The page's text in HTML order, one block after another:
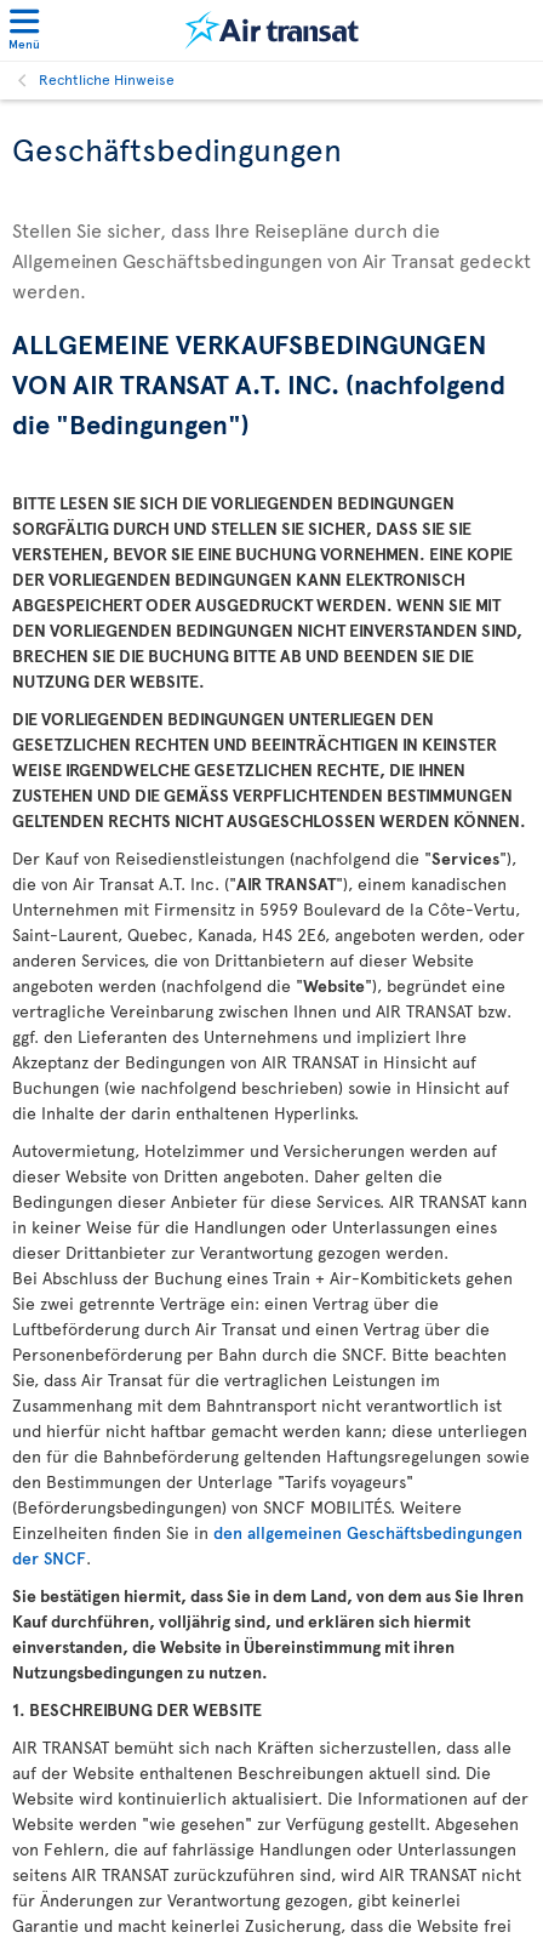
Menü
Rechtliche Hinweise
Geschäftsbedingungen
Stellen Sie sicher, dass Ihre Reisepläne durch die
Allgemeinen Geschäftsbedingungen von Air Transat gedeckt
werden.
ALLGEMEINE VERKAUFSBEDINGUNGEN
VON AIR TRANSAT A.T. INC. (nachfolgend
die "Bedingungen")
BITTE LESEN SIE SICH DIE VORLIEGENDEN BEDINGUNGEN
SORGFÄLTIG DURCH UND STELLEN SIE SICHER, DASS SIE SIE
VERSTEHEN, BEVOR SIE EINE BUCHUNG VORNEHMEN. EINE KOPIE
DER VORLIEGENDEN BEDINGUNGEN KANN ELEKTRONISCH
ABGESPEICHERT ODER AUSGEDRUCKT WERDEN. WENN SIE MIT
DEN VORLIEGENDEN BEDINGUNGEN NICHT EINVERSTANDEN SIND,
BRECHEN SIE DIE BUCHUNG BITTE AB UND BEENDEN SIE DIE
NUTZUNG DER WEBSITE.
DIE VORLIEGENDEN BEDINGUNGEN UNTERLIEGEN DEN
GESETZLICHEN RECHTEN UND BEEINTRÄCHTIGEN IN KEINSTER
WEISE IRGENDWELCHE GESETZLICHEN RECHTE, DIE IHNEN
ZUSTEHEN UND DIE GEMÄSS VERPFLICHTENDEN BESTIMMUNGEN
GELTENDEN RECHTS NICHT AUSGESCHLOSSEN WERDEN KÖNNEN.
Der Kauf von Reisedienstleistungen (nachfolgend die "Services"),
die von Air Transat A.T. Inc. ("AIR TRANSAT"), einem kanadischen
Unternehmen mit Firmensitz in 5959 Boulevard de la Côte-Vertu,
Saint-Laurent, Quebec, Kanada, H4S 2E6, angeboten werden, oder
anderen Services, die von Drittanbietern auf dieser Website
angeboten werden (nachfolgend die "Website"), begründet eine
vertragliche Vereinbarung zwischen Ihnen und AIR TRANSAT bzw.
ggf. den Lieferanten des Unternehmens und impliziert Ihre
Akzeptanz der Bedingungen von AIR TRANSAT in Hinsicht auf
Buchungen (wie nachfolgend beschrieben) sowie in Hinsicht auf
die Inhalte der darin enthaltenen Hyperlinks.
Autovermietung, Hotelzimmer und Versicherungen werden auf
dieser Website von Dritten angeboten. Daher gelten die
Bedingungen dieser Anbieter für diese Services. AIR TRANSAT kann
in keiner Weise für die Handlungen oder Unterlassungen eines
dieser Drittanbieter zur Verantwortung gezogen werden.
Bei Abschluss der Buchung eines Train + Air-Kombitickets gehen
Sie zwei getrennte Verträge ein: einen Vertrag über die
Luftbeförderung durch Air Transat und einen Vertrag über die
Personenbeförderung per Bahn durch die SNCF. Bitte beachten
Sie, dass Air Transat für die vertraglichen Leistungen im
Zusammenhang mit dem Bahntransport nicht verantwortlich ist
und hierfür nicht haftbar gemacht werden kann; diese unterliegen
den für die Bahnbeförderung geltenden Haftungsregelungen sowie
den Bestimmungen der Unterlage "Tarifs voyageurs"
(Beförderungsbedingungen) von SNCF MOBILITÉS. Weitere
Einzelheiten finden Sie in den allgemeinen Geschäftsbedingungen
der SNCF.
Sie bestätigen hiermit, dass Sie in dem Land, von dem aus Sie Ihren
Kauf durchführen, volljährig sind, und erklären sich hiermit
einverstanden, die Website in Übereinstimmung mit ihren
Nutzungsbedingungen zu nutzen.
1. BESCHREIBUNG DER WEBSITE
AIR TRANSAT bemüht sich nach Kräften sicherzustellen, dass alle
auf der Website enthaltenen Beschreibungen aktuell sind. Die
Website wird kontinuierlich aktualisiert. Die Informationen auf der
Website werden "wie gesehen" zur Verfügung gestellt. Abgesehen
von Fehlern, die auf fahrlässige Handlungen oder Unterlassungen
seitens AIR TRANSAT zurückzuführen sind, wird AIR TRANSAT nicht
für Änderungen zur Verantwortung gezogen, gibt keinerlei
Garantie und macht keinerlei Zusicherung, dass die Website frei